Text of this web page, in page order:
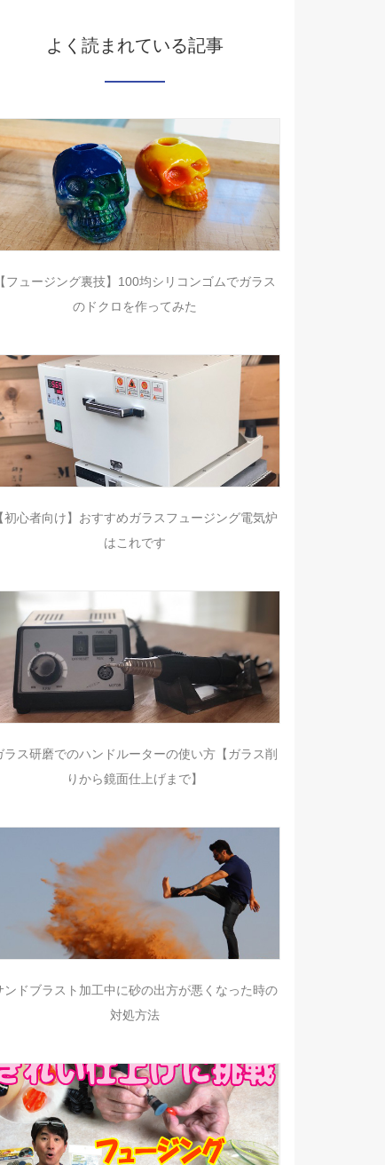
よく読まれている記事
【フュージング裏技】100均シリコンゴムでガラス
のドクロを作ってみた
初心者向け】おすすめガラスフュージング電気炉
はこれです
ラス研磨でのハンドルーターの使い方【ガラス削
りから鏡面仕上げまで】
ンドブラスト加工中に砂の出方が悪くなった時の
対処方法